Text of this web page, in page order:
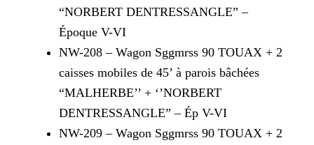
“NORBERT DENTRESSANGLE” –
Époque V-VI
NW-208 – Wagon Sggmrss 90 TOUAX + 2
caisses mobiles de 45’ à parois bâchées
“MALHERBE’’ + ‘’NORBERT
DENTRESSANGLE” – Ép V-VI
NW-209 – Wagon Sggmrss 90 TOUAX + 2